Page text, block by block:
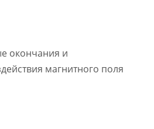
окончания и
магнитного поля